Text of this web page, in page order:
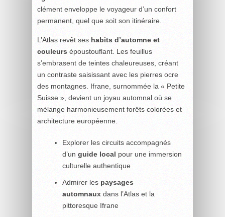
clément enveloppe le voyageur d’un confort
permanent, quel que soit son itinéraire.
L’Atlas revêt ses habits d’automne et
couleurs époustouflant. Les feuillus
s’embrasent de teintes chaleureuses, créant
un contraste saisissant avec les pierres ocre
des montagnes. Ifrane, surnommée la « Petite
Suisse », devient un joyau automnal où se
mélange harmonieusement forêts colorées et
architecture européenne.
Explorer les circuits accompagnés
d’un guide local pour une immersion
culturelle authentique
Admirer les paysages
automnaux dans l’Atlas et la
pittoresque Ifrane